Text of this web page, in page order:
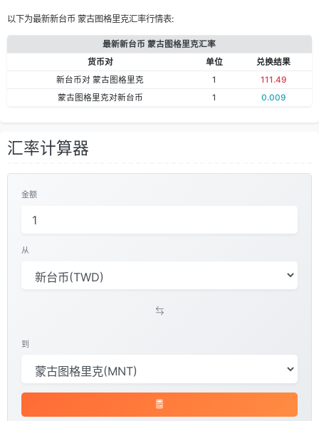
以下为最新新台币 蒙古图格里克汇率行情表:
最新新台币 蒙古图格里克汇率
货币对
单位
兑换结果
新台币对 蒙古图格里克
1
111.49
蒙古图格里克对新台币
1 0.009
汇率计算器
金额
从
到